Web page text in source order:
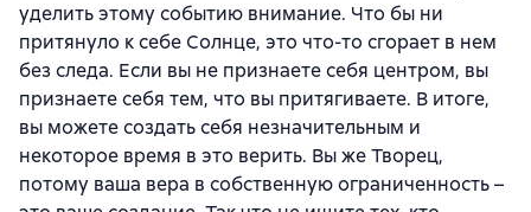
уделить этому событию внимание. Что бы ни
притянуло к себе Солнце, это что-то сгорает в нем
без следа. Если вы не признаете себя центром, вы
признаете себя тем, что вы притягиваете. В итоге,
вы можете создать себя незначительным и
некоторое время в это верить. Вы же Творец,
потому ваша вера в собственную ограниченность –